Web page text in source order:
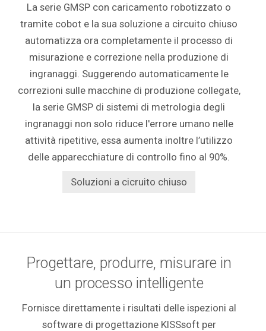
La serie GMSP con caricamento robotizzato o
tramite cobot e la sua soluzione a circuito chiuso
automatizza ora completamente il processo di
misurazione e correzione nella produzione di
ingranaggi. Suggerendo automaticamente le
correzioni sulle macchine di produzione collegate,
la serie GMSP di sistemi di metrologia degli
ingranaggi non solo riduce l'errore umano nelle
attività ripetitive, essa aumenta inoltre l’utilizzo
delle apparecchiature di controllo fino al 90%.
Soluzioni a cicruito chiuso
Progettare, produrre, misurare in
un processo intelligente
Fornisce direttamente i risultati delle ispezioni al
software di progettazione KISSsoft per